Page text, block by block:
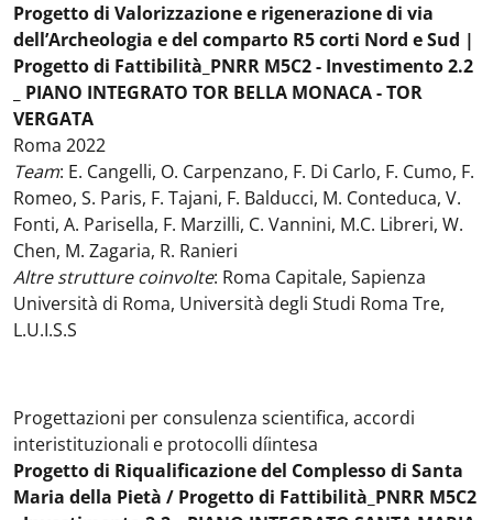
Progetto di Valorizzazione e rigenerazione di via
dell’Archeologia e del comparto R5 corti Nord e Sud |
Progetto di Fattibilità_PNRR M5C2 - Investimento 2.2
_ PIANO INTEGRATO TOR BELLA MONACA - TOR
VERGATA
Roma 2022
Team: E. Cangelli, O. Carpenzano, F. Di Carlo, F. Cumo, F.
Romeo, S. Paris, F. Tajani, F. Balducci, M. Conteduca, V.
Fonti, A. Parisella, F. Marzilli, C. Vannini, M.C. Libreri, W.
Chen, M. Zagaria, R. Ranieri
Altre strutture coinvolte: Roma Capitale, Sapienza
Università di Roma, Università degli Studi Roma Tre,
L.U.I.S.S
Progettazioni per consulenza scientifica, accordi
interistituzionali e protocolli díintesa
Progetto di Riqualificazione del Complesso di Santa
Maria della Pietà / Progetto di Fattibilità_PNRR M5C2